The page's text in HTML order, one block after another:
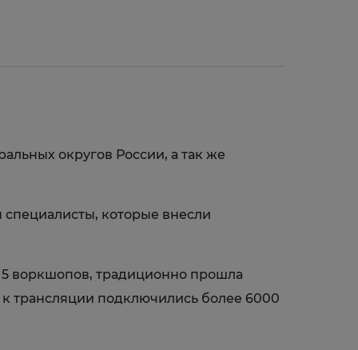
округов России, а так же
которые внесли
5 воркшопов, традиционно прошла
к трансляции подключились более 6000